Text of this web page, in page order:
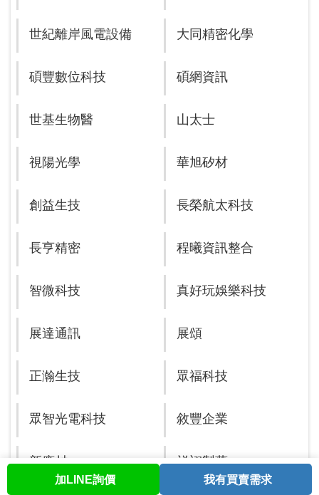
股票查詢 與我聯繫 會員中心
世紀離岸風電設備 大同精密化學
碩豐數位科技 碩網資訊
世基生物醫 山太士
視陽光學 華旭矽材
創益生技 長榮航太科技
長亨精密 程曦資訊整合
智微科技 真好玩娛樂科技
展達通訊 展頌
正瀚生技 眾福科技
眾智光電科技 敘豐企業
新應材 祥翊製藥
加LINE詢價 我有買賣需求